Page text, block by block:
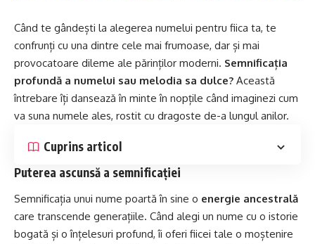
Când te gândești la alegerea numelui pentru fiica ta, te
confrunți cu una dintre cele mai frumoase, dar și mai
provocatoare dileme ale părinților moderni. Semnificația
profundă a numelui sau melodia sa dulce? Această
întrebare îți dansează în minte în nopțile când imaginezi cum
va suna numele ales, rostit cu dragoste de-a lungul anilor.
Cuprins articol
Puterea ascunsă a semnificației
Semnificația unui nume poartă în sine o energie ancestrală
care transcende generațiile. Când alegi un nume cu o istorie
bogată și o înțelesuri profund, îi oferi fiicei tale o moștenire